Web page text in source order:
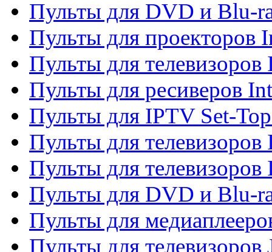
Пульты для DVD и Blu-
Пульты для проекторов
Пульты для
Пульты для ресиверов
Пульты для IPTV Set-
Пульты для телевизоров
Пульты для телевизоров
Пульты для DVD и Blu-
Пульты для
Пульты для телевизоров